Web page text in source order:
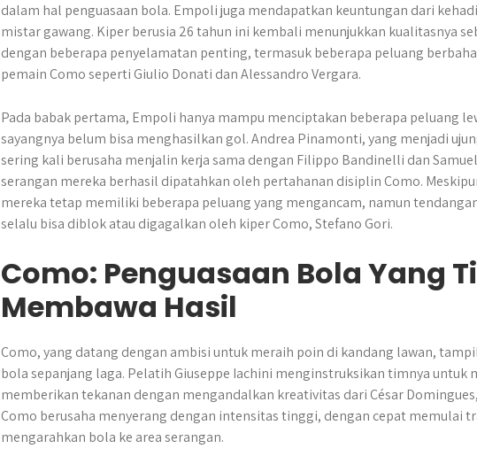
dalam hal penguasaan bola. Empoli juga mendapatkan keuntungan dari
mistar gawang. Kiper berusia 26 tahun ini kembali menunjukkan kualitasnya
dengan beberapa penyelamatan penting, termasuk beberapa peluang
pemain Como seperti Giulio Donati dan Alessandro Vergara.
Pada babak pertama, Empoli hanya mampu menciptakan beberapa peluang
sayangnya belum bisa menghasilkan gol. Andrea Pinamonti, yang menjadi
sering kali berusaha menjalin kerja sama dengan Filippo Bandinelli dan
serangan mereka berhasil dipatahkan oleh pertahanan disiplin Como.
mereka tetap memiliki beberapa peluang yang mengancam, namun
selalu bisa diblok atau digagalkan oleh kiper Como, Stefano Gori.
Como: Penguasaan Bola Yang
Membawa Hasil
Como, yang datang dengan ambisi untuk meraih poin di kandang lawan,
bola sepanjang laga. Pelatih Giuseppe Iachini menginstruksikan timnya untuk
memberikan tekanan dengan mengandalkan kreativitas dari César
Como berusaha menyerang dengan intensitas tinggi, dengan cepat memulai
mengarahkan bola ke area serangan.